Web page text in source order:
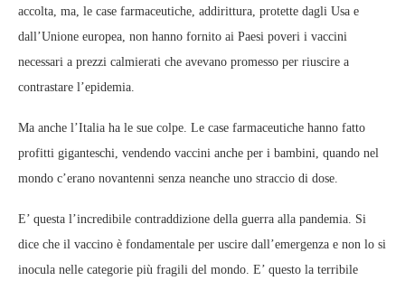
accolta, ma, le case farmaceutiche, addirittura, protette dagli Usa e
dall’Unione europea, non hanno fornito ai Paesi poveri i vaccini
necessari a prezzi calmierati che avevano promesso per riuscire a
contrastare l’epidemia.
Ma anche l’Italia ha le sue colpe. Le case farmaceutiche hanno fatto
profitti giganteschi, vendendo vaccini anche per i bambini, quando nel
mondo c’erano novantenni senza neanche uno straccio di dose.
E’ questa l’incredibile contraddizione della guerra alla pandemia. Si
dice che il vaccino è fondamentale per uscire dall’emergenza e non lo si
inocula nelle categorie più fragili del mondo. E’ questo la terribile